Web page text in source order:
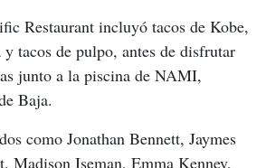
Restaurant incluyó tacos de Kobe,
tacos de pulpo, antes de disfrutar
junto a la piscina de NAMI,
Baja.
como Jonathan Bennett, Jaymes
Madison Iseman, Emma Kenney,